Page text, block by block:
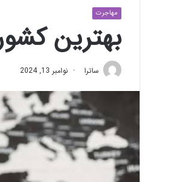
مهاجرت
بهترین
ساترا نوامبر 13, 2024